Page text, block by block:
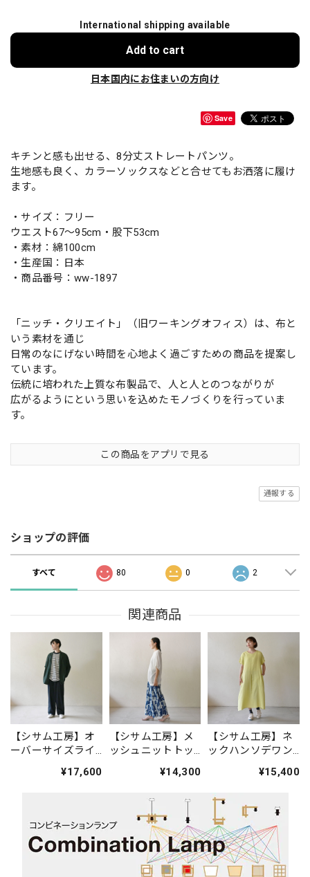
International shipping available
Add to cart
日本国内にお住まいの方向け
Save
キチンと感も出せる、8分丈ストレートパンツ。
生地感も良く、カラーソックスなどと合せてもお洒落に履け
ます。
・サイズ：フリー
ウエスト67～95cm・股下53cm
・素材：綿100cm
・生産国：日本
・商品番号：ww-1897
「ニッチ・クリエイト」（旧ワーキングオフィス）は、布と
いう素材を通じ
日常のなにげない時間を心地よく過ごすための商品を提案し
ています。
伝統に培われた上質な布製品で、人と人とのつながりが
広がるようにという思いを込めたモノづくりを行っていま
す。
この商品をアプリで見る
通報する
ショップの評価
すべて 80 0 2
関連商品
【シサム工房】オ
ーバーサイズライ
クグリーン)¥17,600
【シサム工房】メ
ッシュニットトッ
¥14,300
【シサム工房】ネ
ックハンソデワン
¥15,400